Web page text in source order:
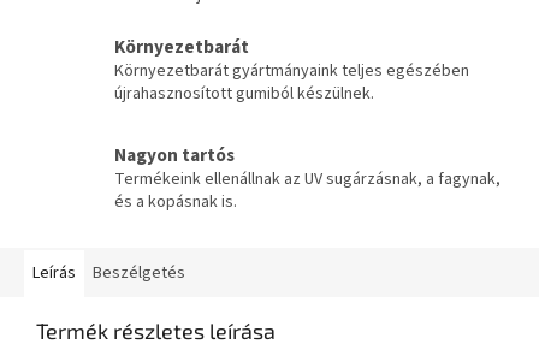
Környezetbarát
Környezetbarát gyártmányaink teljes egészében
újrahasznosított gumiból készülnek.
Nagyon tartós
Termékeink ellenállnak az UV sugárzásnak, a fagynak,
és a kopásnak is.
Leírás Beszélgetés
Termék részletes leírása